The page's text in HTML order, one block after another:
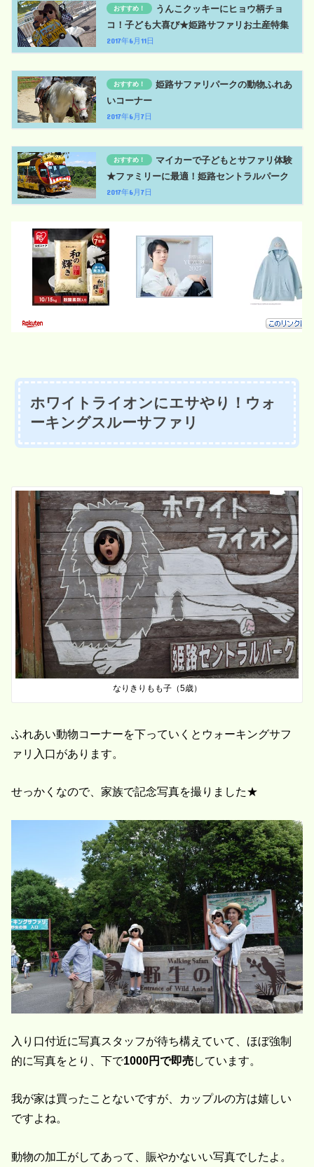
うんこクッキーにヒョウ柄チョ
コ！子ども大喜び★姫路サファリお土産特集
2017年6月11日
姫路サファリパークの動物ふれあ
いコーナー
2017年6月7日
マイカーで子どもとサファリ体験
★ファミリーに最適！姫路セントラルパーク
2017年6月7日
ホワイトライオンにエサやり！ウォ
ーキングスルーサファリ
なりきりもも子（5歳）
ふれあい動物コーナーを下っていくとウォーキングサフ
ァリ入口があります。
せっかくなので、家族で記念写真を撮りました★
入り口付近に写真スタッフが待ち構えていて、ほぼ強制
的に写真をとり、下で1000円で即売しています。
我が家は買ったことないですが、カップルの方は嬉しい
ですよね。
動物の加工がしてあって、賑やかないい写真でしたよ。